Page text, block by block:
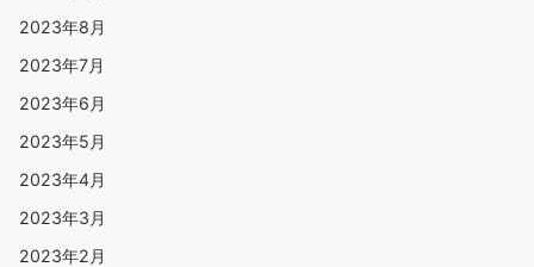
2023年8月
2023年7月
2023年6月
2023年5月
2023年4月
2023年3月
2023年2月